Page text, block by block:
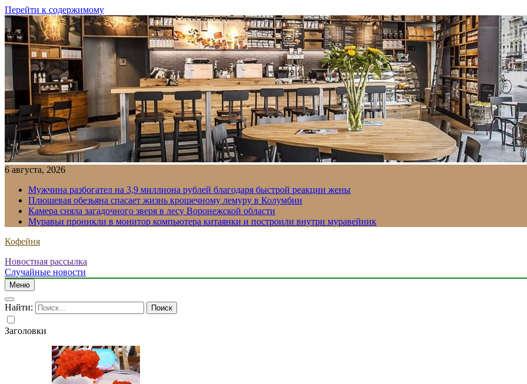
Перейти к содержимому
6 августа, 2026
Мужчина разбогател на 3,9 миллиона рублей благодаря быстрой реакции жены
Плюшевая обезьяна спасает жизнь крошечному лемуру в Колумбии
Камера сняла загадочного зверя в лесу Воронежской области
Муравьи проникли в монитор компьютера китаянки и построили внутри муравейник
Кофейня
Новостная рассылка
Случайные новости
Меню
Найти:
Заголовки